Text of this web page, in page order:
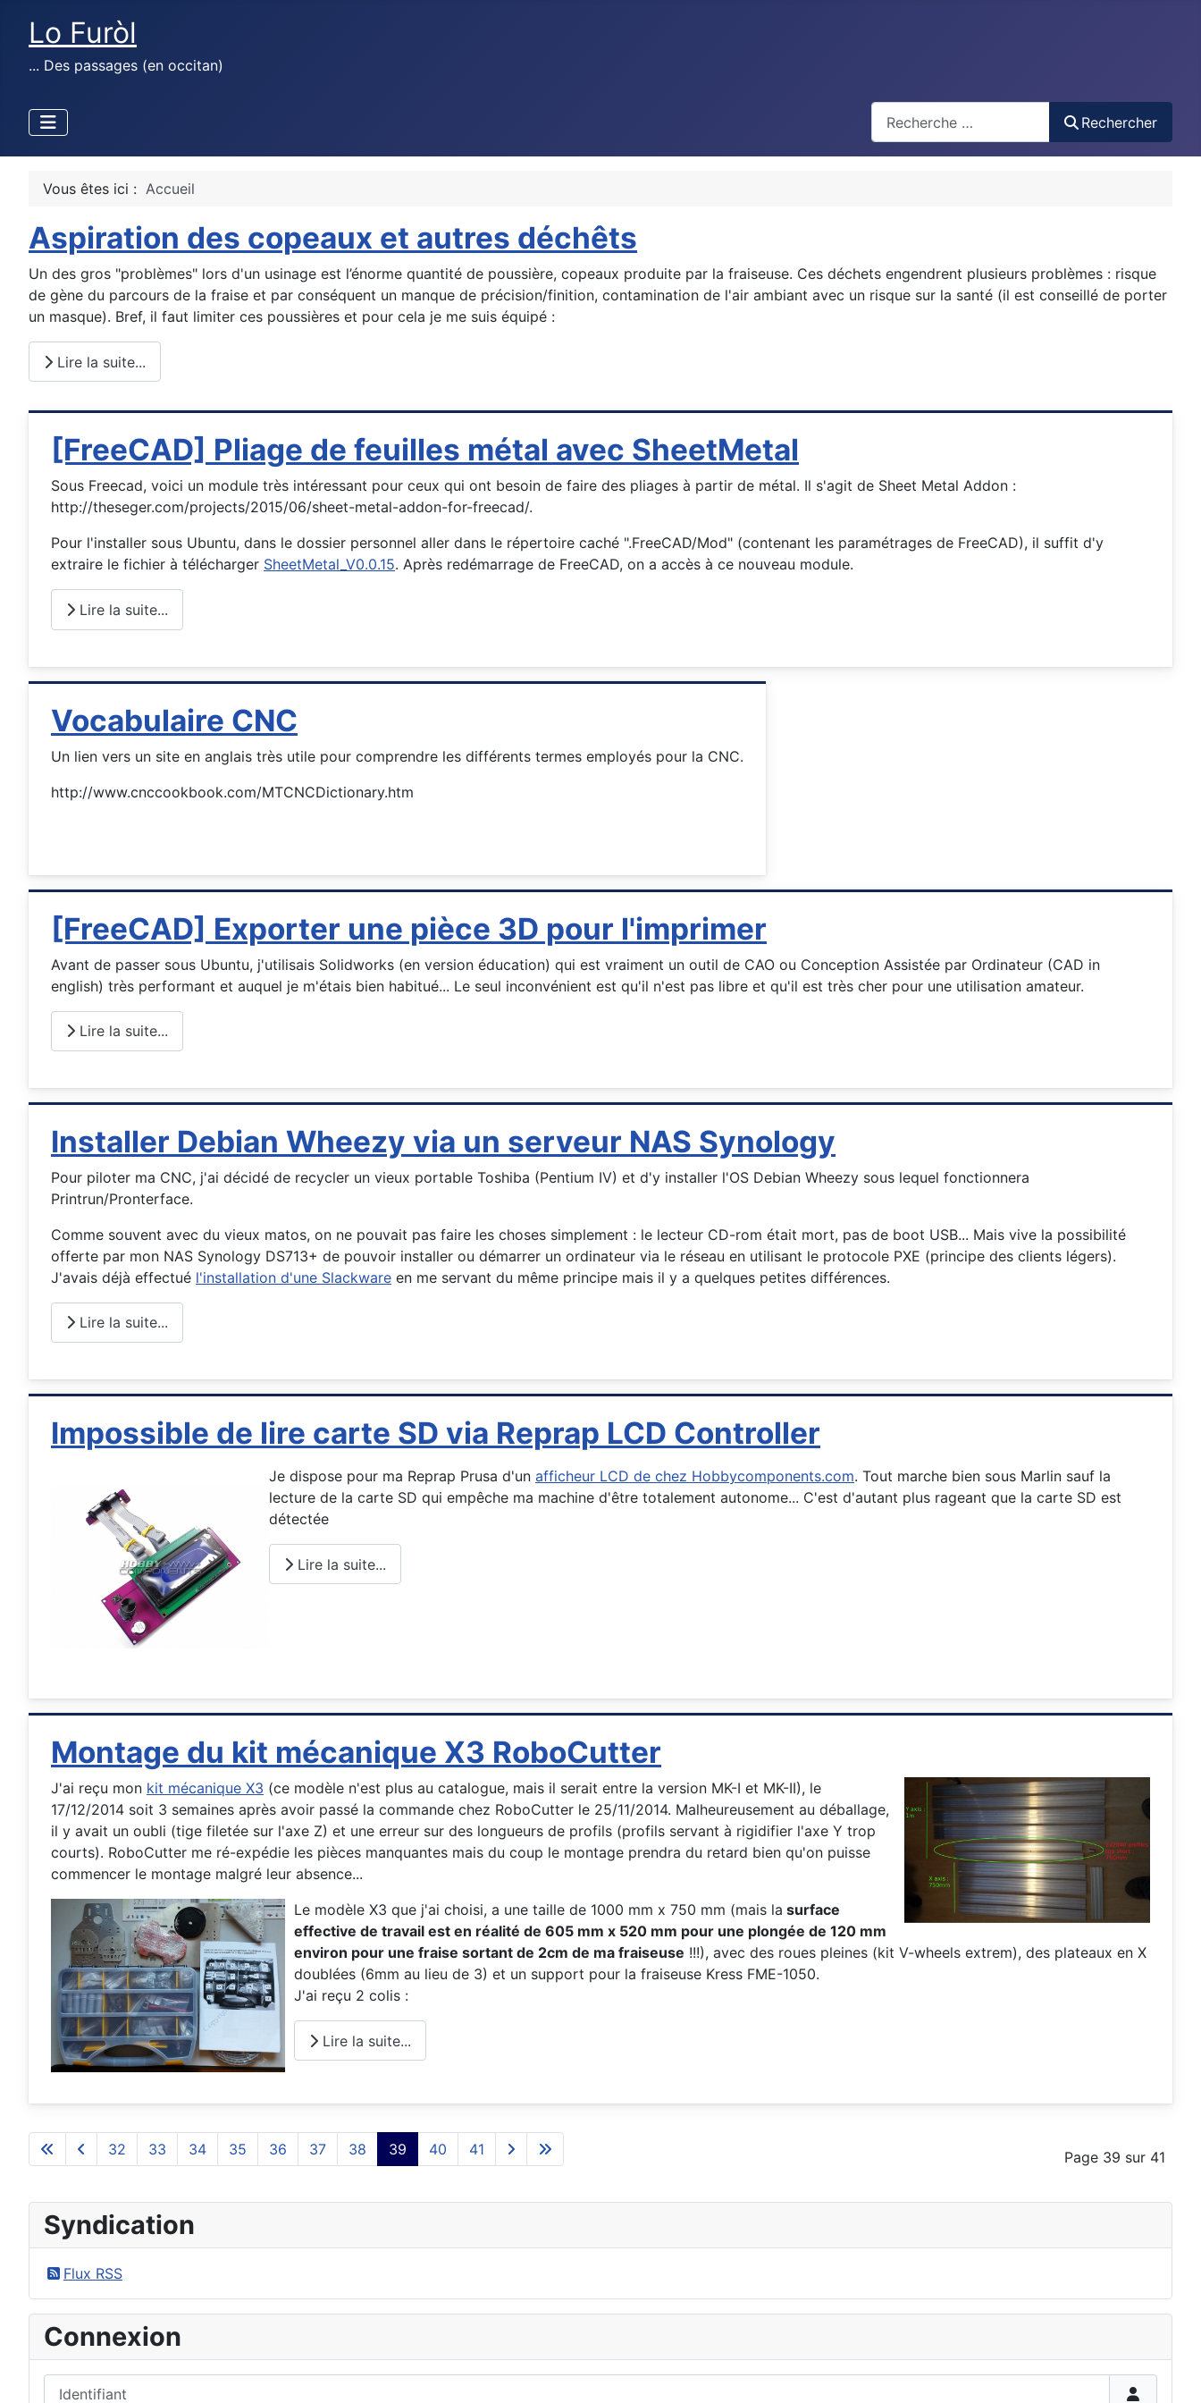
Lo Furòl
... Des passages (en occitan)
Rechercher
Vous êtes ici : Accueil
Aspiration des copeaux et autres déchêts
Un des gros "problèmes" lors d'un usinage est l’énorme quantité de poussière, copeaux produite par la fraiseuse. Ces déchets engendrent plusieurs problèmes : risque
de gène du parcours de la fraise et par conséquent un manque de précision/finition, contamination de l'air ambiant avec un risque sur la santé (il est conseillé de porter
un masque). Bref, il faut limiter ces poussières et pour cela je me suis équipé :
Lire la suite...
[FreeCAD] Pliage de feuilles métal avec SheetMetal
Sous Freecad, voici un module très intéressant pour ceux qui ont besoin de faire des pliages à partir de métal. Il s'agit de Sheet Metal Addon :
http://theseger.com/projects/2015/06/sheet-metal-addon-for-freecad/.
Pour l'installer sous Ubuntu, dans le dossier personnel aller dans le répertoire caché ".FreeCAD/Mod" (contenant les paramétrages de FreeCAD), il suffit d'y
extraire le fichier à télécharger SheetMetal_V0.0.15. Après redémarrage de FreeCAD, on a accès à ce nouveau module.
Lire la suite...
Vocabulaire CNC
Un lien vers un site en anglais très utile pour comprendre les différents termes employés pour la CNC.
http://www.cnccookbook.com/MTCNCDictionary.htm
[FreeCAD] Exporter une pièce 3D pour l'imprimer
Avant de passer sous Ubuntu, j'utilisais Solidworks (en version éducation) qui est vraiment un outil de CAO ou Conception Assistée par Ordinateur (CAD in
english) très performant et auquel je m'étais bien habitué... Le seul inconvénient est qu'il n'est pas libre et qu'il est très cher pour une utilisation amateur.
Lire la suite...
Installer Debian Wheezy via un serveur NAS Synology
Pour piloter ma CNC, j'ai décidé de recycler un vieux portable Toshiba (Pentium IV) et d'y installer l'OS Debian Wheezy sous lequel fonctionnera
Printrun/Pronterface.
Comme souvent avec du vieux matos, on ne pouvait pas faire les choses simplement : le lecteur CD-rom était mort, pas de boot USB... Mais vive la possibilité
offerte par mon NAS Synology DS713+ de pouvoir installer ou démarrer un ordinateur via le réseau en utilisant le protocole PXE (principe des clients légers).
J'avais déjà effectué l'installation d'une Slackware en me servant du même principe mais il y a quelques petites différences.
Lire la suite...
Impossible de lire carte SD via Reprap LCD Controller
Je dispose pour ma Reprap Prusa d'un afficheur LCD de chez Hobbycomponents.com. Tout marche bien sous Marlin sauf la
lecture de la carte SD qui empêche ma machine d'être totalement autonome... C'est d'autant plus rageant que la carte SD est
détectée
Lire la suite...
Montage du kit mécanique X3 RoboCutter
J'ai reçu mon kit mécanique X3 (ce modèle n'est plus au catalogue, mais il serait entre la version MK-I et MK-II), le
17/12/2014 soit 3 semaines après avoir passé la commande chez RoboCutter le 25/11/2014. Malheureusement au déballage,
il y avait un oubli (tige filetée sur l'axe Z) et une erreur sur des longueurs de profils (profils servant à rigidifier l'axe Y trop
courts). RoboCutter me ré-expédie les pièces manquantes mais du coup le montage prendra du retard bien qu'on puisse
commencer le montage malgré leur absence...
Le modèle X3 que j'ai choisi, a une taille de 1000 mm x 750 mm (mais la surface
effective de travail est en réalité de 605 mm x 520 mm pour une plongée de 120 mm
environ pour une fraise sortant de 2cm de ma fraiseuse !!!), avec des roues pleines (kit V-wheels extrem), des plateaux en X
doublées (6mm au lieu de 3) et un support pour la fraiseuse Kress FME-1050.
J'ai reçu 2 colis :
Lire la suite...
Page 39 sur 41
32 33 34 35 36 37 38 39 40 41
Syndication
Flux RSS
Connexion